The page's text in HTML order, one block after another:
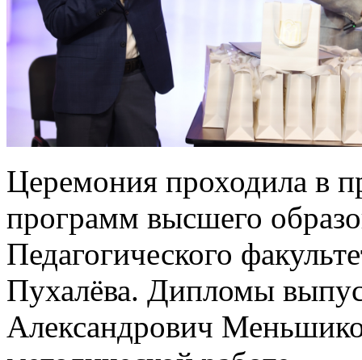
Церемония проходила в
программ высшего
Педагогического
Пухалёва. Дипломы
Александрович